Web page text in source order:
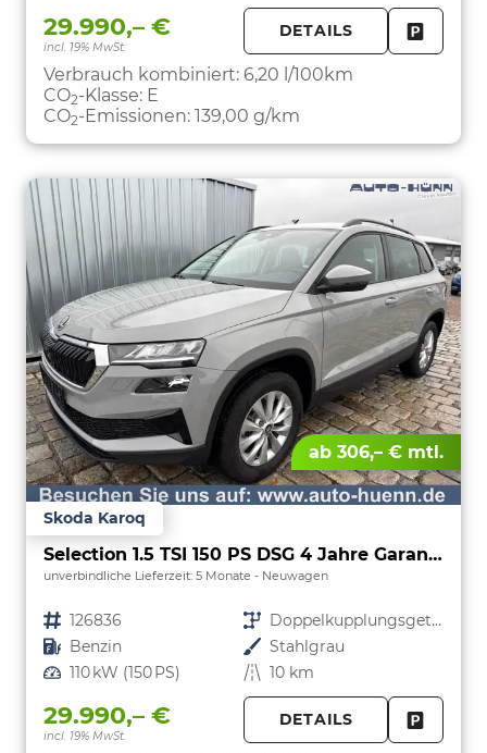
29.990,– €
incl. 19% MwSt.
DETAILS
Verbrauch kombiniert: 6,20 l/100km
CO2-Klasse: E
CO2-Emissionen: 139,00 g/km
ab 306,– € mtl.
Skoda Karoq
Selection 1.5 TSI 150 PS DSG 4 Jahre Garantie-Anhängerkupplung-Keyless Start-AppleCarPlay-AndroidAuto-Sunset-Tempomat-2-Zonen-Klima-16''Alu
unverbindliche Lieferzeit: 5 Monate Neuwagen
Fahrzeugnr. 126836 Getriebe
Doppelkupplungsgetriebe (DSG)
Kraftstoff Benzin Außenfarbe Stahlgrau
Leistung 110 kW (150 PS) Kilometerstand 10 km
29.990,– €
incl. 19% MwSt.
DETAILS